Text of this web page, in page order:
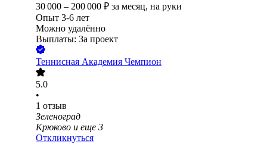
30 000 – 200 000 ₽ за месяц, на руки
Опыт 3-6 лет
Можно удалённо
Выплаты: За проект
Теннисная Академия Чемпион
5.0
•
1 отзыв
Зеленоград
Крюково и еще 3
Откликнуться